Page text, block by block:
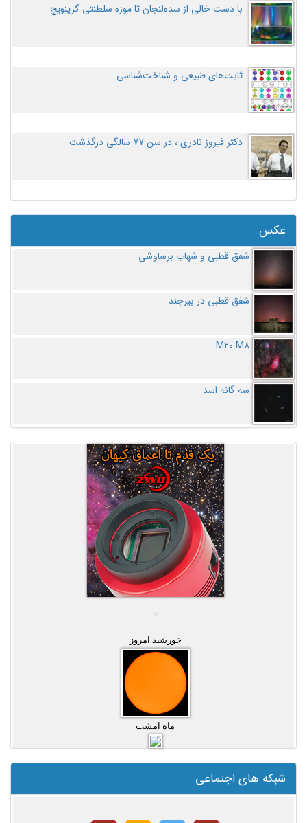
با دست خالی از سده‌لنجان تا موزه سلطنتی گرینویچ
ثابت‌های طبیعیِ و شناخت‌شناسی
دکتر فیروز نادری ، در سن 77 سالگی درگذشت
عکس
شفق قطبی و شهاب برساوشی
شفق قطبی در بیرجند
M20 M8
سه گانه اسد
خورشید امروز
ماه امشب
شبکه های اجتماعی